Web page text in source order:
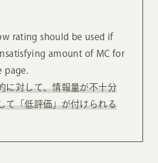
rating should be used if
amount of MC for
page.
に対して、情報量が不十分
て「低評価」が付けられる